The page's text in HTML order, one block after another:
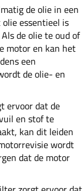
de olie in een
essentieel is
de olie te oud of
motor en kan het
een
de olie- en
ervoor dat de
en stof te
kan dit leiden
wordt
dat de motor